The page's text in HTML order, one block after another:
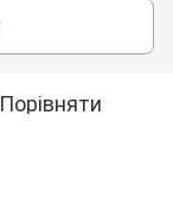
Порівняти